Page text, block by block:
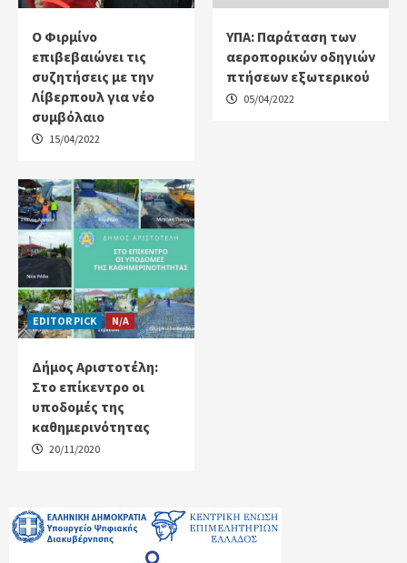
Ο Φιρμίνο
επιβεβαιώνει τις
συζητήσεις με την
Λίβερπουλ για νέο
συμβόλαιο
15/04/2022
ΥΠΑ: Παράταση των
αεροπορικών οδηγιών
πτήσεων εξωτερικού
05/04/2022
EDITOR PICK N/A
Δήμος Αριστοτέλη:
Στο επίκεντρο οι
υποδομές της
καθημερινότητας
20/11/2020